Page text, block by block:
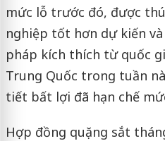
mức lỗ trước đó, được
nghiệp tốt hơn dự kiến
pháp kích thích từ quốc
Trung Quốc trong tuần
tiết bất lợi đã hạn chế
Hợp đồng quặng sắt